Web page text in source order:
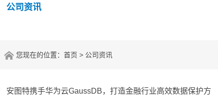
公司资讯
您现在的位置： 首页 > 公司资讯
安图特携手华为云GaussDB，打造金融行业高效数据保护方